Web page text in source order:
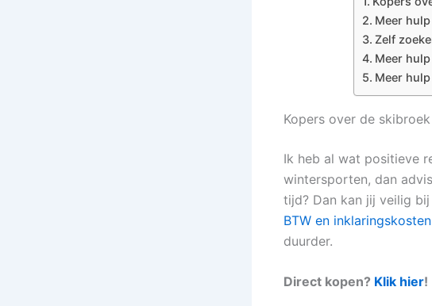
Meer
Zelf
Meer
Meer
Kopers over de skibroek
Ik heb al wat positieve
wintersporten, dan
tijd? Dan kan jij veilig
BTW en inklaringskosten
duurder.
Direct kopen? Klik hier!